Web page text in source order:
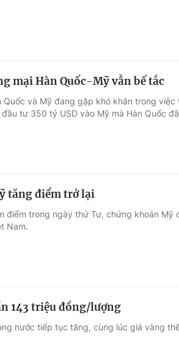
mại Hàn Quốc-Mỹ vẫn bế tắc
Quốc và Mỹ đang gặp khó khăn trong
tư 350 tỷ USD vào Mỹ mà Hàn Quốc
tăng điểm trở lại
điểm trong ngày thứ Tư, chứng khoán
Nam.
143 triệu đồng/lượng
nước tiếp tục tăng, cùng lúc giá vàng